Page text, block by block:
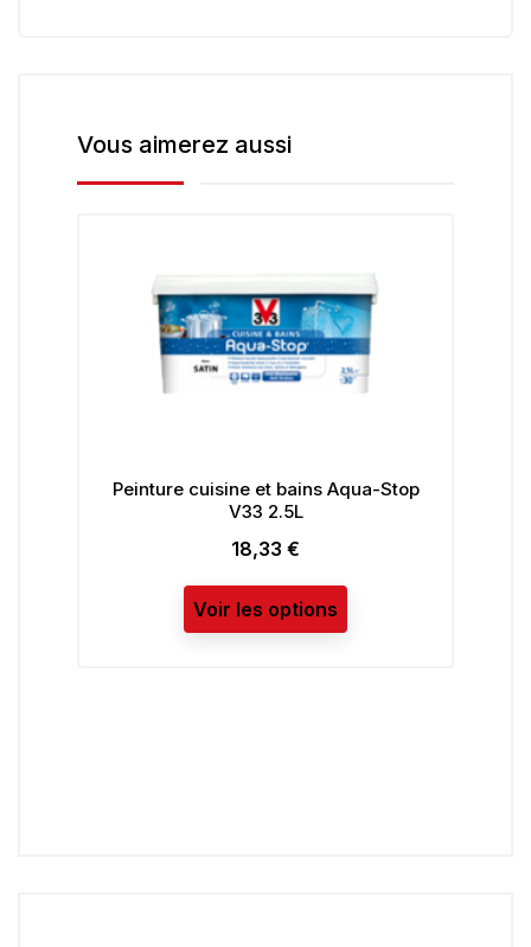
Vous aimerez aussi
Peinture cuisine et bains Aqua-Stop
V33 2.5L
Prix
18,33 €
Voir les options